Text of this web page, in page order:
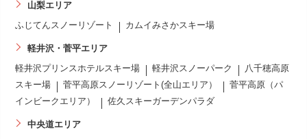
山梨エリア
ふじてんスノーリゾート カムイみさかスキー場
軽井沢・菅平エリア
軽井沢プリンスホテルスキー場 軽井沢スノーパーク
八千穂高原
スキー場
菅平高原スノーリゾート(全山エリア）
菅平高原（パ
インビークエリア）
佐久スキーガーデンパラダ
中央道エリア